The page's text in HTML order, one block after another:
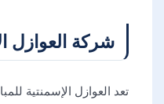
شركة العوازل
تعد العوازل الإسمنتية